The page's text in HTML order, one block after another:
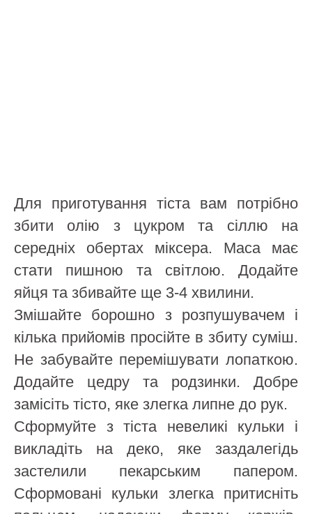
Для приготування тіста вам потрібно
збити олію з цукром та сіллю на
середніх обертах міксера. Маса має
стати пишною та світлою. Додайте
яйця та збивайте ще 3-4 хвилини.
Змішайте борошно з розпушувачем і
кілька прийомів просійте в збиту суміш.
Не забувайте перемішувати лопаткою.
Додайте цедру та родзинки. Добре
замісіть тісто, яке злегка липне до рук.
Сформуйте з тіста невеликі кульки і
викладіть на деко, яке заздалегідь
застелили пекарським папером.
Сформовані кульки злегка притисніть